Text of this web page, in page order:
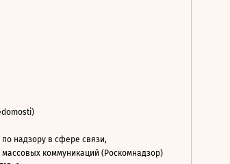
надзору в сфере связи,
коммуникаций (Роскомнадзор)